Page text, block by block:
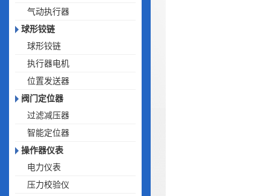
气动执行器
球形铰链
球形铰链
执行器电机
位置发送器
阀门定位器
过滤减压器
智能定位器
操作器仪表
电力仪表
压力校验仪